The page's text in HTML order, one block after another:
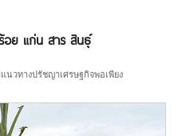
อย แก่น สาร สินธุ์
วทางปรัชญาเศรษฐกิจพอเพียง